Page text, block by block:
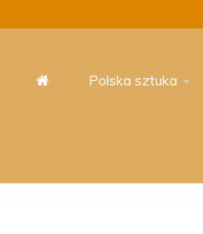
Polska sztuka